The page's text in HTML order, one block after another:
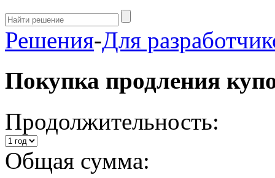
Решения-Для
Покупка продления
Продолжительность:
Общая сумма: